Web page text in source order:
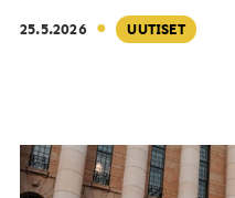
25.5.2026 · UUTISET